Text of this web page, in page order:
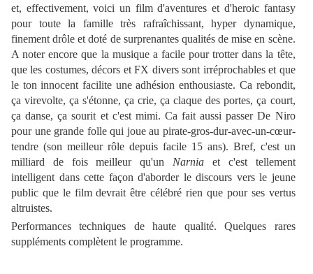
et, effectivement, voici un film d'aventures et d'heroic fantasy
pour toute la famille très rafraîchissant, hyper dynamique,
finement drôle et doté de surprenantes qualités de mise en scène.
A noter encore que la musique a facile pour trotter dans la tête,
que les costumes, décors et FX divers sont irréprochables et que
le ton innocent facilite une adhésion enthousiaste. Ca rebondit,
ça virevolte, ça s'étonne, ça crie, ça claque des portes, ça court,
ça danse, ça sourit et c'est mimi. Ca fait aussi passer De Niro
pour une grande folle qui joue au pirate-gros-dur-avec-un-cœur-
tendre (son meilleur rôle depuis facile 15 ans). Bref, c'est un
milliard de fois meilleur qu'unNarnia et c'est tellement
intelligent dans cette façon d'aborder le discours vers le jeune
public que le film devrait être célébré rien que pour ses vertus
altruistes.
Performances techniques de haute qualité. Quelques rares
suppléments complètent le programme.